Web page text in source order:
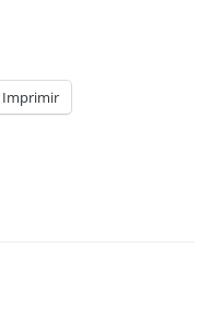
Imprimir